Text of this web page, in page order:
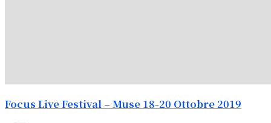
Focus Live Festival – Muse 18-20 Ottobre 2019